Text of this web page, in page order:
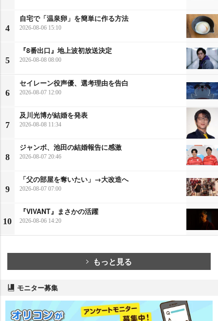
4
自宅で「温泉卵」を簡単に作る方法
2026-08-06 15:10
5
『8番出口』地上波初放送決定
2026-08-08 08:00
6
セイレーン役声優、選考理由を告白
2026-08-07 12:00
7
及川光博が結婚を発表
2026-08-08 11:34
8
ジャンボ、池田の結婚報告に感激
2026-08-07 20:46
9
「父の部屋を奪いたい」→大改造へ
2026-08-07 07:00
10
『VIVANT』まさかの活躍
2026-08-06 14:20
もっと見る
モニター募集